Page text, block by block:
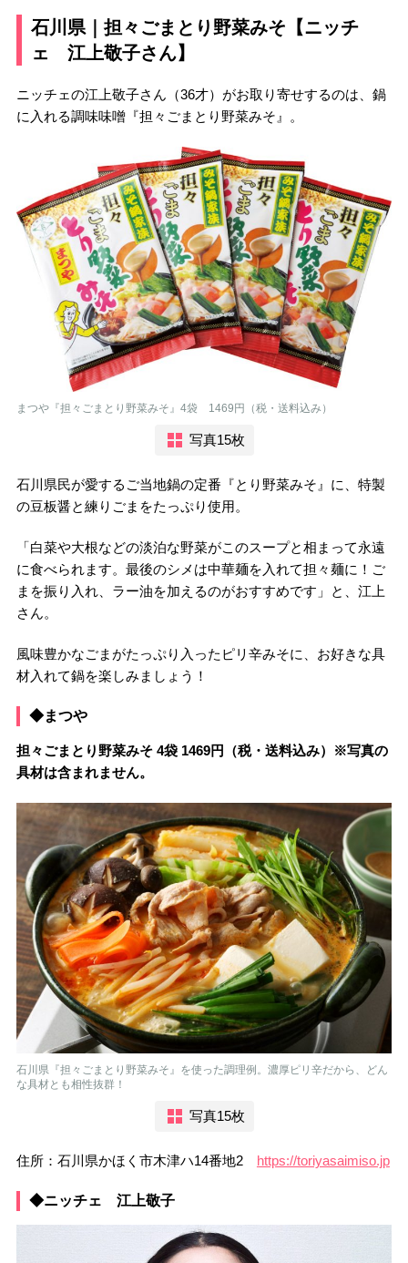
石川県｜担々ごまとり野菜みそ【ニッチ
ェ 江上敬子さん】
ニッチェの江上敬子さん（36才）がお取り寄せするのは、鍋
に入れる調味味噌『担々ごまとり野菜みそ』。
まつや『担々ごまとり野菜みそ』4袋 1469円（税・送料込み）
写真15枚
石川県民が愛するご当地鍋の定番『とり野菜みそ』に、特製
の豆板醤と練りごまをたっぷり使用。
「白菜や大根などの淡泊な野菜がこのスープと相まって永遠
に食べられます。最後のシメは中華麺を入れて担々麺に！ご
まを振り入れ、ラー油を加えるのがおすすめです」と、江上
さん。
風味豊かなごまがたっぷり入ったピリ辛みそに、お好きな具
材入れて鍋を楽しみましょう！
◆まつや
担々ごまとり野菜みそ 4袋 1469円（税・送料込み）※写真の
具材は含まれません。
石川県『担々ごまとり野菜みそ』を使った調理例。濃厚ピリ辛だから、どん
な具材とも相性抜群！
写真15枚
住所：石川県かほく市木津ハ14番地2 https://toriyasaimiso.jp
◆ニッチェ 江上敬子